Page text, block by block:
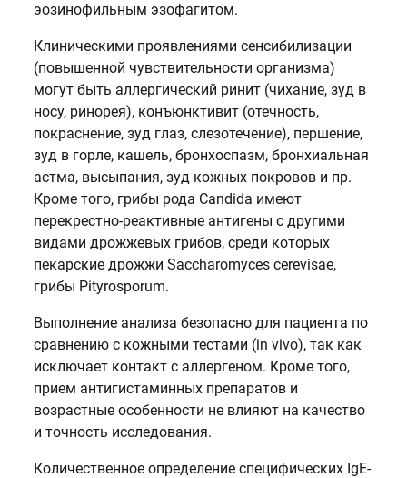
эозинофильным эзофагитом.
Клиническими проявлениями сенсибилизации
(повышенной чувствительности организма)
могут быть аллергический ринит (чихание, зуд в
носу, ринорея), конъюнктивит (отечность,
покраснение, зуд глаз, слезотечение), першение,
зуд в горле, кашель, бронхоспазм, бронхиальная
астма, высыпания, зуд кожных покровов и пр.
Кроме того, грибы рода Candida имеют
перекрестно-реактивные антигены с другими
видами дрожжевых грибов, среди которых
пекарские дрожжи Saccharomyces cerevisae,
грибы Pityrosporum.
Выполнение анализа безопасно для пациента по
сравнению с кожными тестами (in vivo), так как
исключает контакт с аллергеном. Кроме того,
прием антигистаминных препаратов и
возрастные особенности не влияют на качество
и точность исследования.
Количественное определение специфических IgE-